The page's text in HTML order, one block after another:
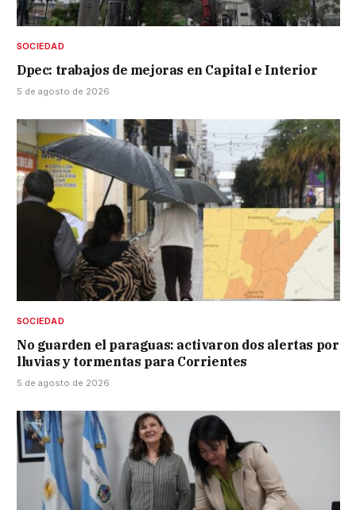
SOCIEDAD
Dpec: trabajos de mejoras en Capital e Interior
5 de agosto de 2026
SOCIEDAD
No guarden el paraguas: activaron dos alertas por
lluvias y tormentas para Corrientes
5 de agosto de 2026